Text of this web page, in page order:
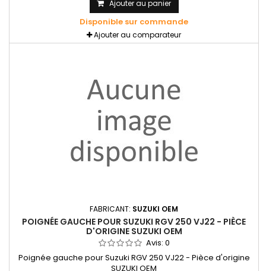
Ajouter au panier
Disponible sur commande
Ajouter au comparateur
FABRICANT: SUZUKI OEM
POIGNÉE GAUCHE POUR SUZUKI RGV 250 VJ22 - PIÈCE
D'ORIGINE SUZUKI OEM
Avis: 0
Poignée gauche pour Suzuki RGV 250 VJ22 - Pièce d'origine
SUZUKI OEM